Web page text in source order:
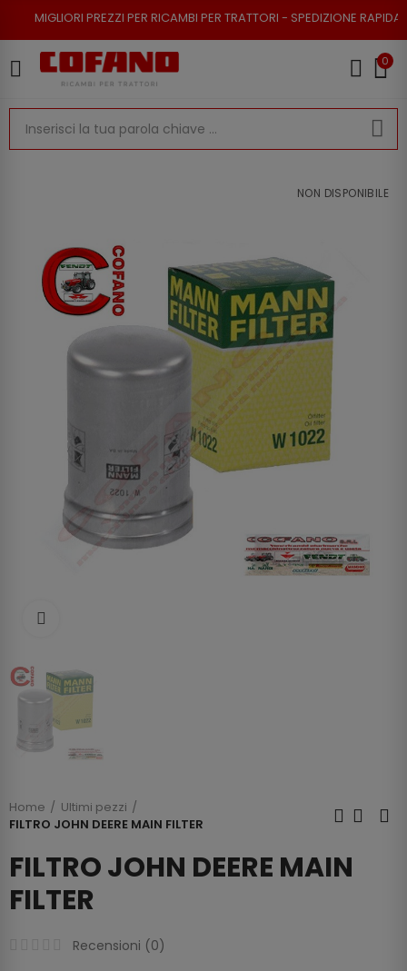
PREZZI PER RICAMBI PER TRATTORI - SPEDIZIONE RAPIDA - RESO
0
NON DISPONIBILE
Home
Ultimi pezzi
FILTRO JOHN DEERE MAIN FILTER
FILTRO JOHN DEERE MAIN
FILTER
Recensioni (0)